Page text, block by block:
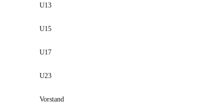
U13
U15
U17
U23
Vorstand